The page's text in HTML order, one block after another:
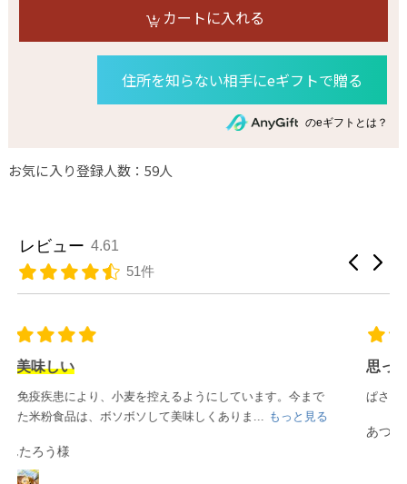
カートに入れる
住所を知らない相手にeギフトで贈る
のeギフトとは？
お気に入り登録人数：59人
レビュー 4.61
51件
思ったよりしっとり
ぱさつきがなく、しっとり美味しくいただきました